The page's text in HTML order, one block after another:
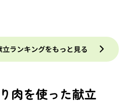
ランキングをもっと見る
肉を使った献立